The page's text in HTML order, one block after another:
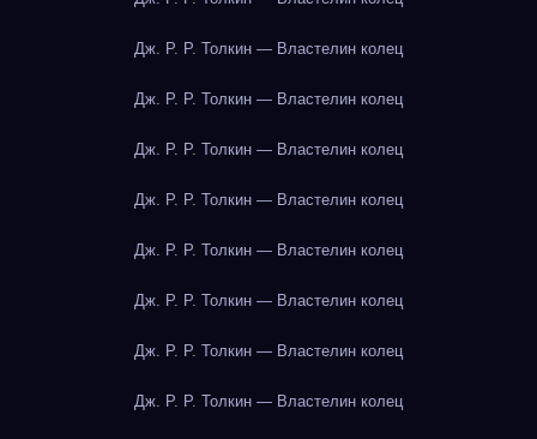
Дж. Р. Р. Толкин — Властелин колец
Дж. Р. Р. Толкин — Властелин колец
Дж. Р. Р. Толкин — Властелин колец
Дж. Р. Р. Толкин — Властелин колец
Дж. Р. Р. Толкин — Властелин колец
Дж. Р. Р. Толкин — Властелин колец
Дж. Р. Р. Толкин — Властелин колец
Дж. Р. Р. Толкин — Властелин колец